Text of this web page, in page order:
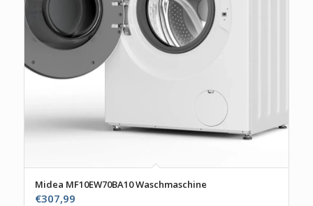
Midea MF10EW70BA10 Waschmaschine
€307,99